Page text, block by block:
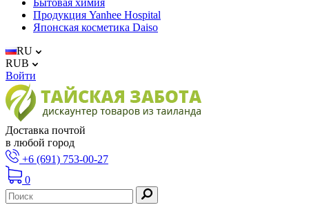
Бытовая химия
Продукция Yanhee Hospital
Японская косметика Daiso
RU
RUB
Войти
Доставка почтой
в любой город
+6 (691) 753-00-27
0